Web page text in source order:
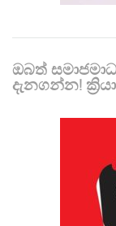
ඔබත්
දැනගන්න!